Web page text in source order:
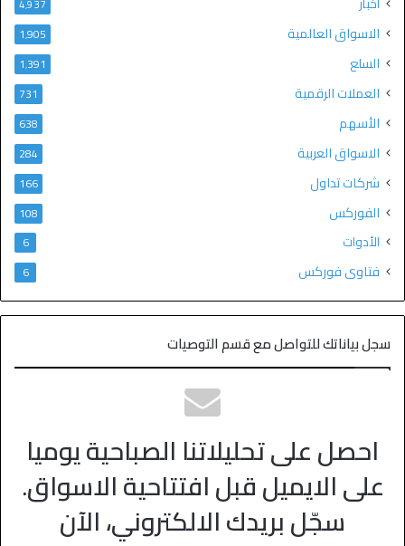
4٬937
الاسواق العالمية 1٬905
السلع 1٬391
العملات الرقمية 731
الأسهم 638
الاسواق العربية 284
شركات تداول 166
الفوركس 108
الأدوات 6
فتاوى فوركس 6
سجل بياناتك للتواصل مع قسم التوصيات
احصل على تحليلاتنا الصباحية يوميا
على الايميل قبل افتتاحية الاسواق.
سجّل بريدك الالكتروني، الآن